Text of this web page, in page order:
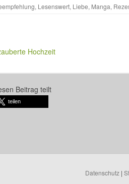
, Lesenswert, Liebe, Manga,
Hochzeit
Beitrag teilt
teilen
Datenschutz|